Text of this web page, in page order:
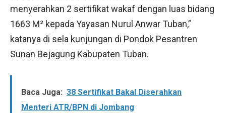
menyerahkan 2 sertifikat wakaf dengan luas bidang
1663 M² kepada Yayasan Nurul Anwar Tuban,”
katanya di sela kunjungan di Pondok Pesantren
Sunan Bejagung Kabupaten Tuban.
Baca Juga: 38 Sertifikat Bakal Diserahkan
Menteri ATR/BPN di Jombang